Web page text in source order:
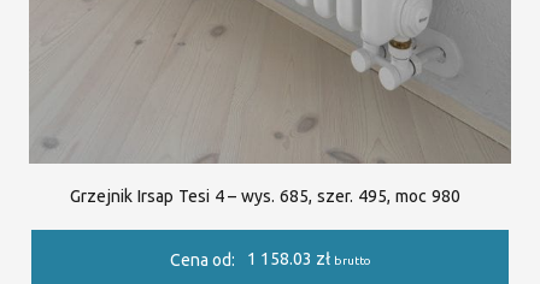
Grzejnik Irsap Tesi 4 – wys. 685, szer. 495, moc 980
Cena od: 1 158.03 zł brutto